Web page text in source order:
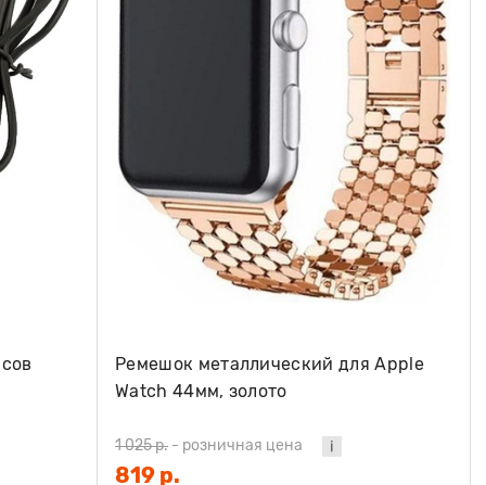
Ремешок металлический для Apple
Watch 44мм, золото
1 025 р. - розничная цена
819 р.